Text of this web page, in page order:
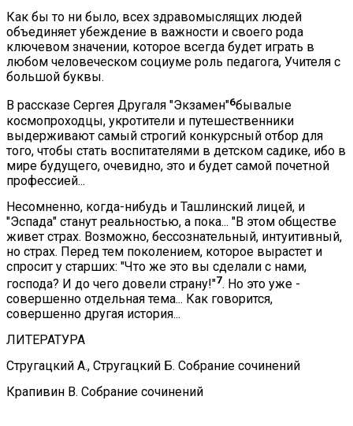
Как бы то ни было, всех здравомыслящих людей
объединяет убеждение в важности и своего рода
ключевом значении, которое всегда будет играть в
любом человеческом социуме роль педагога, Учителя с
большой буквы.
В рассказе Сергея Другаля "Экзамен"6бывалые
космопроходцы, укротители и путешественники
выдерживают самый строгий конкурсный отбор для
того, чтобы стать воспитателями в детском садике, ибо в
мире будущего, очевидно, это и будет самой почетной
профессией...
Несомненно, когда-нибудь и Ташлинский лицей, и
"Эспада" станут реальностью, а пока... "В этом обществе
живет страх. Возможно, бессознательный, интуитивный,
но страх. Перед тем поколением, которое вырастет и
спросит у старших: "Что же это вы сделали с нами,
господа? И до чего довели страну!"7. Но это уже -
совершенно отдельная тема... Как говорится,
совершенно другая история...
ЛИТЕРАТУРА
Стругацкий А., Стругацкий Б. Собрание сочинений
Крапивин В. Собрание сочинений